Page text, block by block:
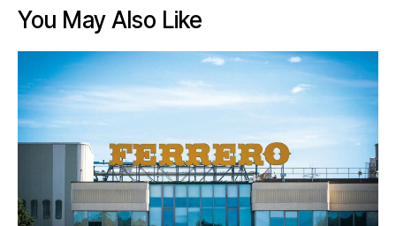
You May Also Like